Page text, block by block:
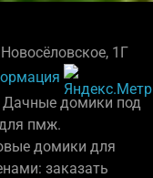
1Г
Дачные домики под
пмж.
домики для
заказать